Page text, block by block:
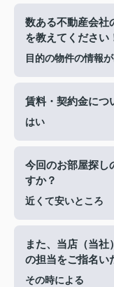
数ある不動産会社
を教えてください
目的の物件の情報
賃料・契約金につ
はい
今回のお部屋探し
すか？
近くて安いところ
また、当店（当社
の担当をご指名い
その時による